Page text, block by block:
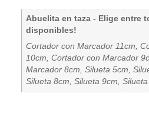
Abuelita en taza - Elige entre
disponibles!
Cortador con Marcador 11cm,
10cm, Cortador con Marcador
Marcador 8cm, Silueta 5cm,
Silueta 8cm, Silueta 9cm,